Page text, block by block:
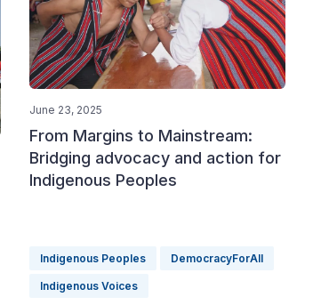
June 23, 2025
From Margins to Mainstream:
Bridging advocacy and action for
Indigenous Peoples
Indigenous Peoples DemocracyForAll
Indigenous Voices